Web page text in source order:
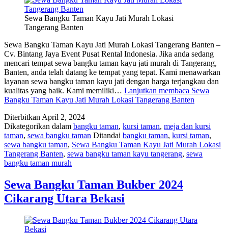
Sewa Bangku Taman Kayu Jati Murah Lokasi
Tangerang Banten
Sewa Bangku Taman Kayu Jati Murah Lokasi Tangerang Banten –
Cv. Bintang Jaya Event Pusat Rental Indonesia. Jika anda sedang
mencari tempat sewa bangku taman kayu jati murah di Tangerang,
Banten, anda telah datang ke tempat yang tepat. Kami menawarkan
layanan sewa bangku taman kayu jati dengan harga terjangkau dan
kualitas yang baik. Kami memiliki… Lanjutkan membaca Sewa
Bangku Taman Kayu Jati Murah Lokasi Tangerang Banten
Diterbitkan April 2, 2024
Dikategorikan dalam bangku taman, kursi taman, meja dan kursi
taman, sewa bangku taman Ditandai bangku taman, kursi taman,
sewa bangku taman, Sewa Bangku Taman Kayu Jati Murah Lokasi
Tangerang Banten, sewa bangku taman kayu tangerang, sewa
bangku taman murah
Sewa Bangku Taman Bukber 2024
Cikarang Utara Bekasi